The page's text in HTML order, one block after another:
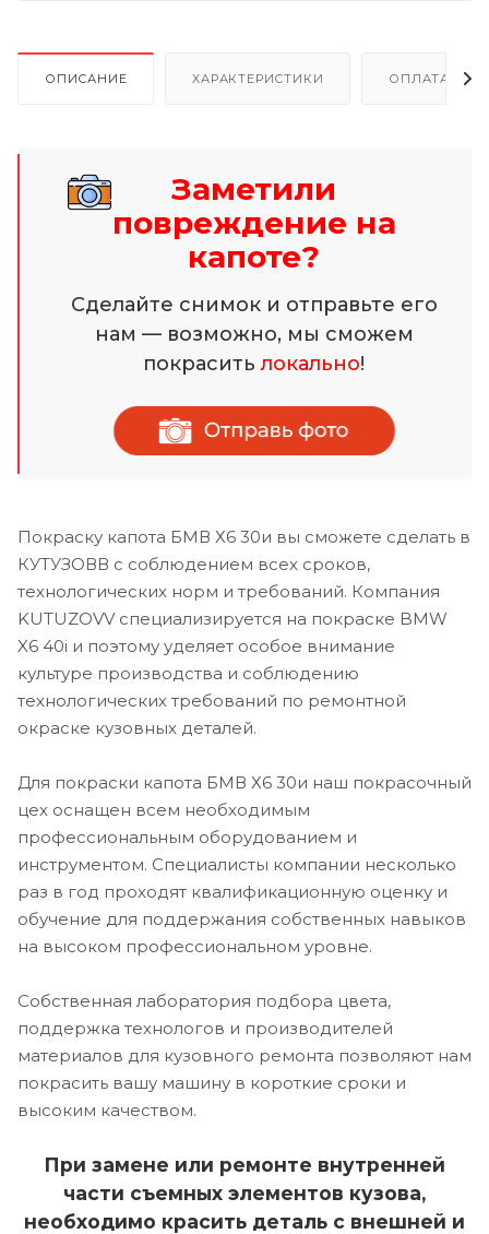
ОПИСАНИЕ ХАРАКТЕРИСТИКИ ОПЛАТА И
Заметили
повреждение на
капоте?
Сделайте снимок и отправьте его
нам — возможно, мы сможем
покраситьлокально!
Покраску капота БМВ Х6 30и вы сможете сделать в
КУТУЗОВВ с соблюдением всех сроков,
технологических норм и требований. Компания
KUTUZOVV специализируется на покраске BMW
X6 40i и поэтому уделяет особое внимание
культуре производства и соблюдению
технологических требований по ремонтной
окраске кузовных деталей.
Для покраски капота БМВ Х6 30и наш покрасочный
цех оснащен всем необходимым
профессиональным оборудованием и
инструментом. Специалисты компании несколько
раз в год проходят квалификационную оценку и
обучение для поддержания собственных навыков
на высоком профессиональном уровне.
Собственная лаборатория подбора цвета,
поддержка технологов и производителей
материалов для кузовного ремонта позволяют нам
покрасить вашу машину в короткие сроки и
высоким качеством.
При замене или ремонте внутренней
части съемных элементов кузова,
необходимо красить деталь с внешней и